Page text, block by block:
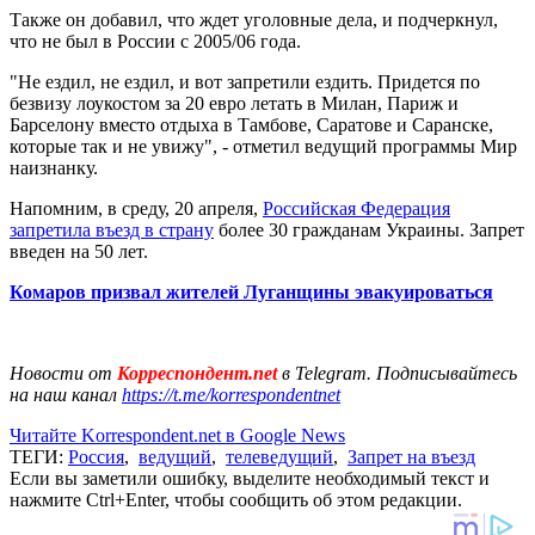
Также он добавил, что ждет уголовные дела, и подчеркнул,
что не был в России с 2005/06 года.
"Не ездил, не ездил, и вот запретили ездить. Придется по
безвизу лоукостом за 20 евро летать в Милан, Париж и
Барселону вместо отдыха в Тамбове, Саратове и Саранске,
которые так и не увижу", - отметил ведущий программы Мир
наизнанку.
Напомним, в среду, 20 апреля, Российская Федерация
запретила въезд в страну более 30 гражданам Украины. Запрет
введен на 50 лет.
Комаров призвал жителей Луганщины эвакуироваться
Новости от Корреспондент.netв Telegram. Подписывайтесь
на наш канал https://t.me/korrespondentnet
Читайте Korrespondent.net в Google News
ТЕГИ: Россия, ведущий, телеведущий, Запрет на въезд
Если вы заметили ошибку, выделите необходимый текст и
нажмите Ctrl+Enter, чтобы сообщить об этом редакции.